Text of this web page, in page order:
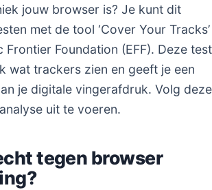
jouw browser is? Je kunt dit
met de tool ‘Cover Your Tracks’
Frontier Foundation (EFF). Deze test
wat trackers zien en geeft je een
je digitale vingerafdruk. Volg deze
uit te voeren.
tegen browser